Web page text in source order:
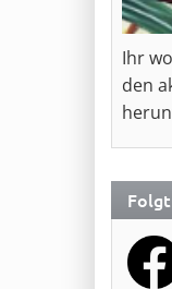
Ihr
den